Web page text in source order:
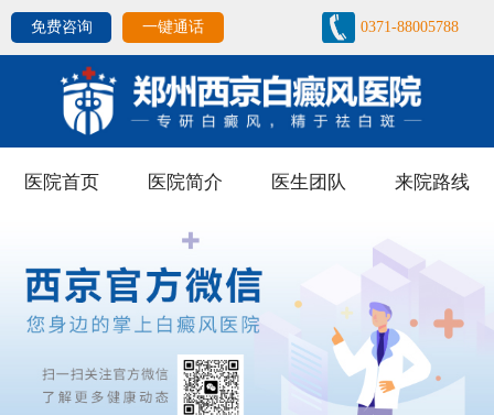
免费咨询 一键通话 0371-88005788
医院首页 医院简介 医生团队 来院路线